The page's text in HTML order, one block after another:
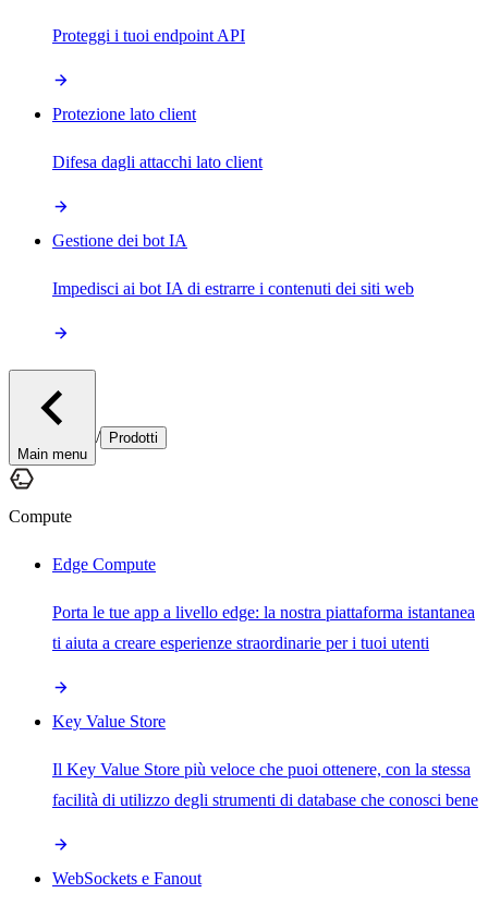
Proteggi i tuoi endpoint API
Protezione lato client
Difesa dagli attacchi lato client
Gestione dei bot IA
Impedisci ai bot IA di estrarre i contenuti dei siti web
Main menu
/ Prodotti
Compute
Edge Compute
Porta le tue app a livello edge: la nostra piattaforma istantanea
ti aiuta a creare esperienze straordinarie per i tuoi utenti
Key Value Store
Il Key Value Store più veloce che puoi ottenere, con la stessa
facilità di utilizzo degli strumenti di database che conosci bene
WebSockets e Fanout